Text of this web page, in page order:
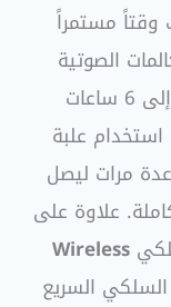
مستمراً
الصوتية
يتراوح بين 5 إلى 6 ساعات
صوت 70%. ومع استخدام علبة
مرات ليصل
إلى 24 ساعة كاملة. علاوة على
Wireless
السريع